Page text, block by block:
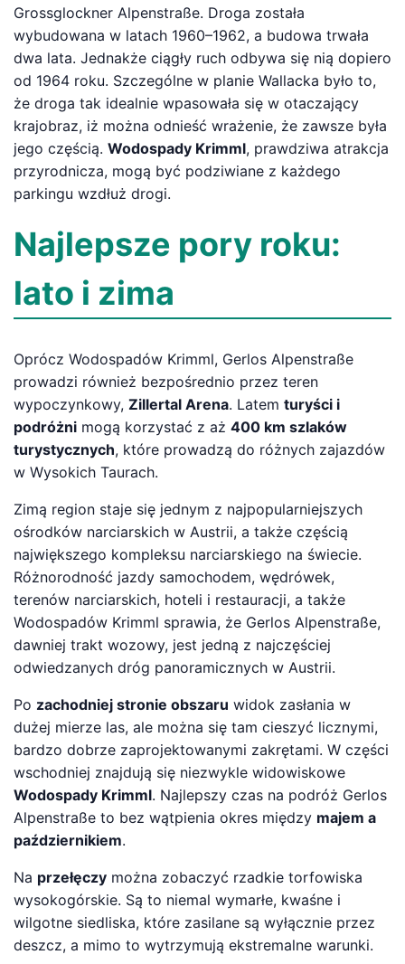
Grossglockner Alpenstraße. Droga została
wybudowana w latach 1960–1962, a budowa trwała
dwa lata. Jednakże ciągły ruch odbywa się nią dopiero
od 1964 roku. Szczególne w planie Wallacka było to,
że droga tak idealnie wpasowała się w otaczający
krajobraz, iż można odnieść wrażenie, że zawsze była
jego częścią. Wodospady Krimml, prawdziwa atrakcja
przyrodnicza, mogą być podziwiane z każdego
parkingu wzdłuż drogi.
Najlepsze pory roku:
lato i zima
Oprócz Wodospadów Krimml, Gerlos Alpenstraße
prowadzi również bezpośrednio przez teren
wypoczynkowy, Zillertal Arena. Latem turyści i
podróżni mogą korzystać z aż 400 km szlaków
turystycznych, które prowadzą do różnych zajazdów
w Wysokich Taurach.
Zimą region staje się jednym z najpopularniejszych
ośrodków narciarskich w Austrii, a także częścią
największego kompleksu narciarskiego na świecie.
Różnorodność jazdy samochodem, wędrówek,
terenów narciarskich, hoteli i restauracji, a także
Wodospadów Krimml sprawia, że Gerlos Alpenstraße,
dawniej trakt wozowy, jest jedną z najczęściej
odwiedzanych dróg panoramicznych w Austrii.
Po zachodniej stronie obszaru widok zasłania w
dużej mierze las, ale można się tam cieszyć licznymi,
bardzo dobrze zaprojektowanymi zakrętami. W części
wschodniej znajdują się niezwykle widowiskowe
Wodospady Krimml. Najlepszy czas na podróż Gerlos
Alpenstraße to bez wątpienia okres między majem a
październikiem.
Na przełęczy można zobaczyć rzadkie torfowiska
wysokogórskie. Są to niemal wymarłe, kwaśne i
wilgotne siedliska, które zasilane są wyłącznie przez
deszcz, a mimo to wytrzymują ekstremalne warunki.